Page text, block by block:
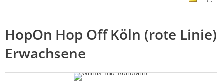
HopOn Hop Off Köln (rote Linie)
Erwachsene